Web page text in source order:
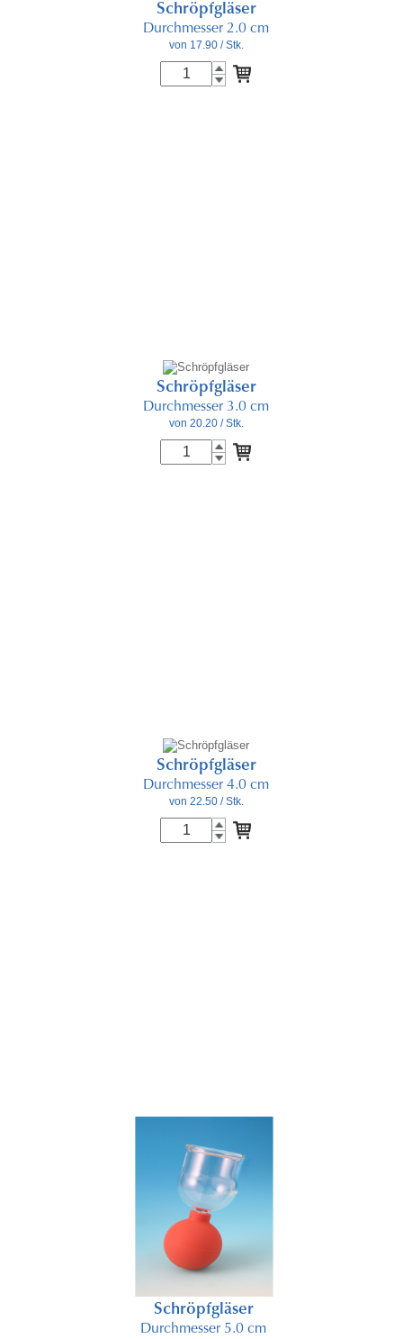
Schröpfgläser
Durchmesser 2.0 cm
von 17.90/ Stk.
Schröpfgläser
Durchmesser 3.0 cm
von 20.20/ Stk.
Schröpfgläser
Durchmesser 4.0 cm
von 22.50/ Stk.
Schröpfgläser
Durchmesser 5.0 cm